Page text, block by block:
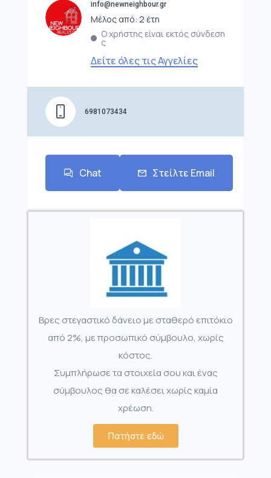
info@newneighbour.gr
Μέλος από: 2 έτη
Ο χρήστης είναι εκτός σύνδεση
ς
Δείτε όλες τις Αγγελίες
6981073434
Chat Στείλτε Email
Βρες στεγαστικό δάνειο με σταθερό επιτόκιο
από 2%, με προσωπικό σύμβουλο, χωρίς
κόστος.
Συμπλήρωσε τα στοιχεία σου και ένας
σύμβουλος θα σε καλέσει χωρίς καμία
χρέωση.
Πατήστε εδώ